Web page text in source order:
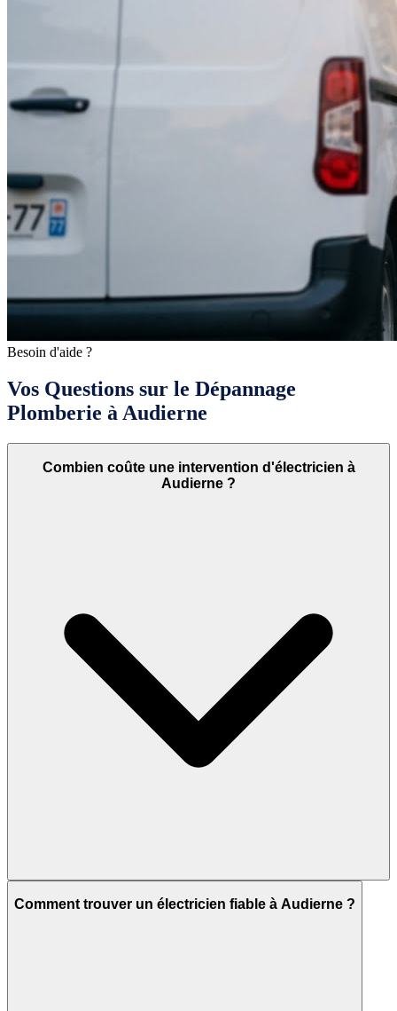
Besoin d'aide ?
Vos Questions sur le Dépannage
Plomberie à Audierne
Combien coûte une intervention d'électricien à
Audierne ?
Comment trouver un électricien fiable à Audierne ?